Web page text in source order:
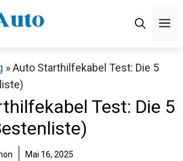
»Auto Starthilfekabel Test: Die 5
Test: Die 5
Mai 16, 2025